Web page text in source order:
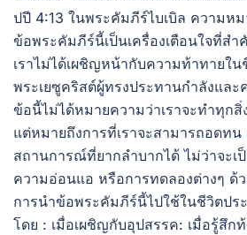
ปปี 4:13 ในพระคัมภีร์ไบเบิล ความห
ข้อพระคัมภีร์นี้เป็นเครื่องเตือนใจที่ส
เราไม่ได้เผชิญหน้ากับความท้าทายใน
พระเยซูคริสต์ผู้ทรงประทานกำลังและ
ข้อนี้ไม่ได้หมายความว่าเราจะทำทุกสิ่
แต่หมายถึงการที่เราจะสามารถอดท
สถานการณ์ที่ยากลำบากได้ ไม่ว่าจะเ
ความอ่อนแอ หรือการทดลองต่างๆ ด้ว
การนำข้อพระคัมภีร์นี้ไปใช้ในชีวิตปร
โดย : เมื่อเผชิญกับอุปสรรค: เมื่อรู้สึก